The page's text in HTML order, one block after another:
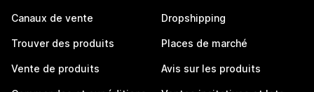
Canaux de vente
Trouver des produits
Vente de produits
Dropshipping
Places de marché
Avis sur les produits